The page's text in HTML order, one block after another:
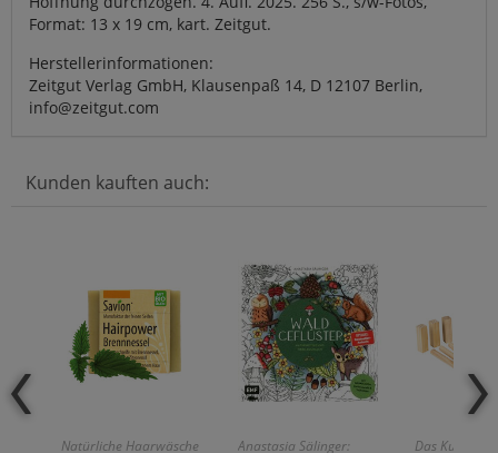
Format: 13 x 19 cm, kart. Zeitgut.
Herstellerinformationen:
Zeitgut Verlag GmbH, Klausenpaß 14, D 12107 Berlin,
info@zeitgut.com
Kunden kauften auch:
Natürliche Haarwäsche
Anastasia Sälinger:
Das Kultspiel